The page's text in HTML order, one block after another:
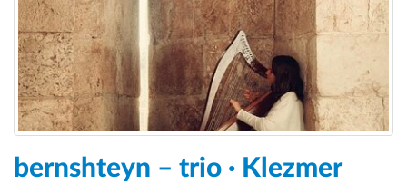
bernshteyn – trio · Klezmer